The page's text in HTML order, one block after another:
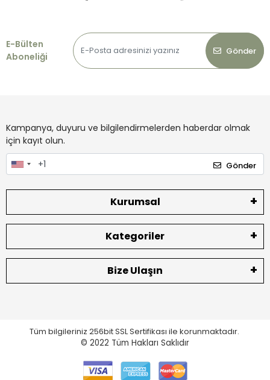
E-Bülten
Aboneliği
Gönder
Kampanya, duyuru ve bilgilendirmelerden haberdar olmak
için kayıt olun.
Gönder
Kurumsal
Kategoriler
Bize Ulaşın
Tüm bilgileriniz 256bit SSL Sertifikası ile korunmaktadır.
© 2022 Tüm Hakları Saklıdır